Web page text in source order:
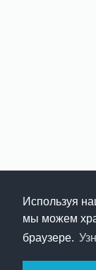
Используя
мы можем
браузере.